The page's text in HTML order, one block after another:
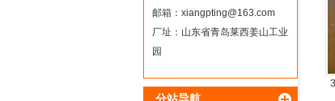
邮箱： xiangpting@163.com
厂址：山东省青岛莱西姜山工业
园